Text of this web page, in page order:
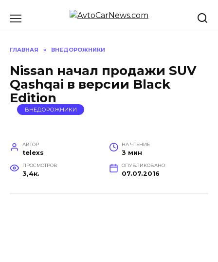
ГЛАВНАЯ » ВНЕДОРОЖНИКИ
Nissan начал продажи SUV
Qashqai в версии Black
Edition
ВНЕДОРОЖНИКИ
АВТОР
telexs
НА ЧТЕНИЕ
3 мин
ПРОСМОТРОВ
3,4к.
ОПУБЛИКОВАНО
07.07.2016